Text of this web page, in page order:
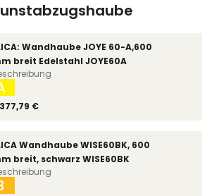
Wandhaube JOYE 60-A,600
breit Edelstahl JOYE60A
€
Wandhaube WISE60BK, 600
breit, schwarz WISE60BK